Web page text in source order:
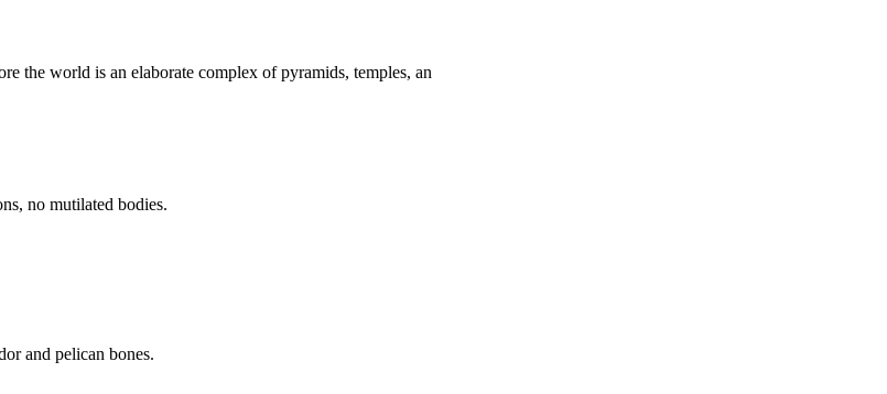
the world is an elaborate complex of pyramids, temples, an
no mutilated bodies.
and pelican bones.